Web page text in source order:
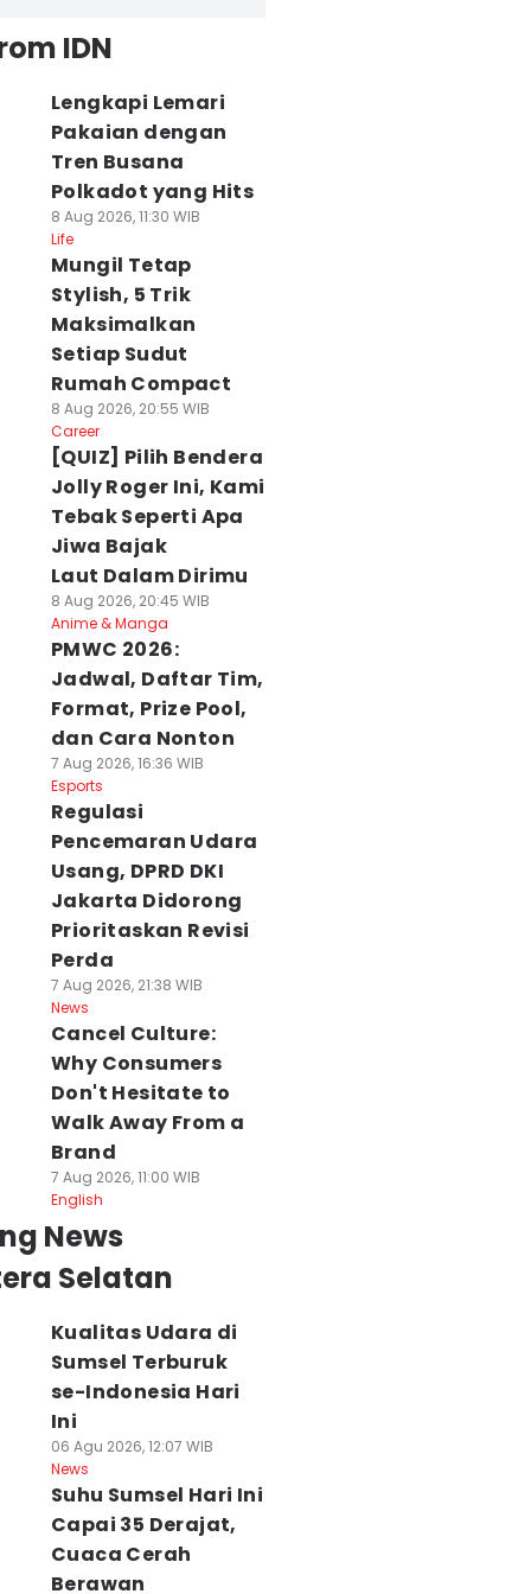
IDN
Lengkapi Lemari
Pakaian dengan
Tren Busana
Polkadot yang Hits
8 Aug 2026, 11:30 WIB
Life
Mungil Tetap
Stylish, 5 Trik
Maksimalkan
Setiap Sudut
Rumah Compact
8 Aug 2026, 20:55 WIB
Career
[QUIZ] Pilih Bendera
Jolly Roger Ini, Kami
Tebak Seperti Apa
Jiwa Bajak
Laut Dalam Dirimu
8 Aug 2026, 20:45 WIB
Anime & Manga
PMWC 2026:
Jadwal, Daftar Tim,
Format, Prize Pool,
dan Cara Nonton
7 Aug 2026, 16:36 WIB
Esports
Regulasi
Pencemaran Udara
Usang, DPRD DKI
Jakarta Didorong
Prioritaskan Revisi
Perda
7 Aug 2026, 21:38 WIB
News
Cancel Culture:
Why Consumers
Don't Hesitate to
Walk Away From a
Brand
7 Aug 2026, 11:00 WIB
English
News
Selatan
Kualitas Udara di
Sumsel Terburuk
se-Indonesia Hari
Ini
06 Agu 2026, 12:07 WIB
News
Suhu Sumsel Hari Ini
Capai 35 Derajat,
Cuaca Cerah
Berawan